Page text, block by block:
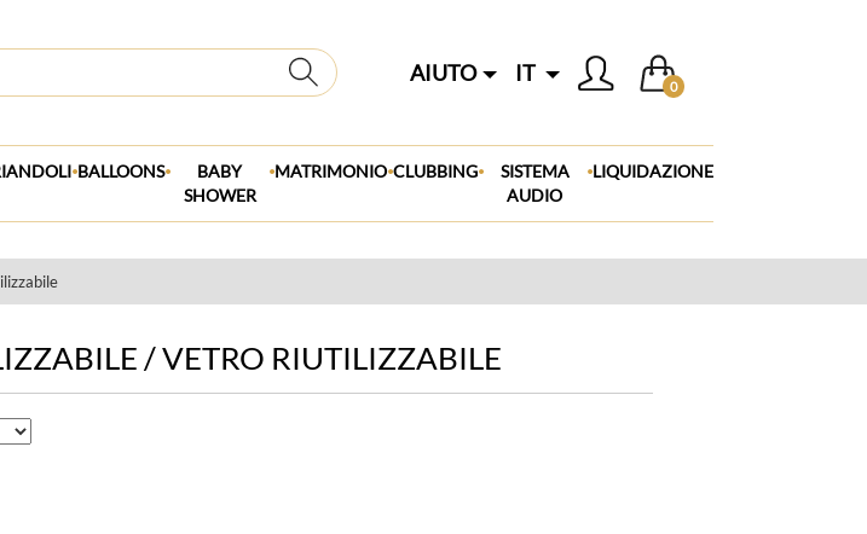
AIUTO IT
0
.BALLOONS.
BABY
SHOWER
.MATRIMONIO.CLUBBING.
SISTEMA
AUDIO
.LIQUIDAZIONE
/ VETRO RIUTILIZZABILE